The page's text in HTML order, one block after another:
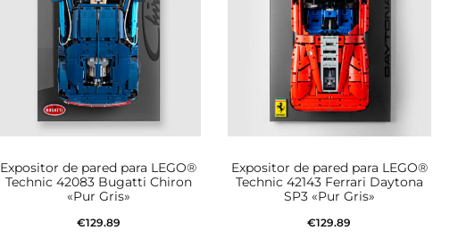
Expositor de pared para LEGO®
Technic 42083 Bugatti Chiron
«Pur Gris»
€129.89
Expositor de pared para LEGO®
Technic 42143 Ferrari Daytona
SP3 «Pur Gris»
€129.89